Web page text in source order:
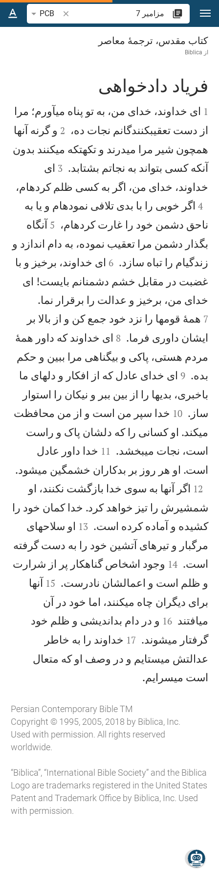
پرش به محتوا
جستجوی آیه یا
PCB
مزامير 7
کتاب مقدس، ترجمۀ معاصر
از Biblica

فرياد دادخواهی

1 ای خداوند، خدای من، به تو پناه میآورم؛ مرا
از دست تعقيبكنندگانم نجات ده، 

2 و گرنه آنها
همچون شير مرا میدرند و تكهتكه میكنند بدون
آنكه كسی بتواند به نجاتم بشتابد. 

3 ای
خداوند، خدای من، اگر به كسی ظلم كردهام،

4 اگر خوبی را با بدی تلافی نمودهام و يا به
ناحق دشمن خود را غارت كردهام، 

5 آنگاه
بگذار دشمن مرا تعقيب نموده، به دام اندازد و
زندگیام را تباه سازد. 

6 ای خداوند، برخيز و با
غضبت در مقابل خشم دشمنانم بايست! ای
خدای من، برخيز و عدالت را برقرار نما.
7 همهٔ قومها را نزد خود جمع كن و از بالا بر
ايشان داوری فرما. 

8 ای خداوند كه داور همهٔ
مردم هستی، پاكی و بیگناهی مرا ببين و حكم
بده. 

9 ای خدای عادل كه از افكار و دلهای ما
باخبری، بديها را از بين ببر و نيكان را استوار
ساز. 

10 خدا سپر من است و از من محافظت
میكند. او كسانی را كه دلشان پاک و راست
است، نجات میبخشد. 

11 خدا داور عادل
است. او هر روز بر بدكاران خشمگين میشود.

12 اگر آنها به سوی خدا بازگشت نكنند، او
شمشيرش را تيز خواهد كرد. خدا كمان خود را
كشيده و آماده كرده است. 

13 او سلاحهای
مرگبار و تيرهای آتشين خود را به دست گرفته
است. 

14 وجود اشخاص گناهكار پر از شرارت
و ظلم است و اعمالشان نادرست. 

15 آنها
برای ديگران چاه میكنند، اما خود در آن
میافتند 

16 و در دام بدانديشی و ظلم خود
گرفتار میشوند. 

17 خداوند را به خاطر
عدالتش میستايم و در وصف او كه متعال
است میسرايم.
Persian Contemporary Bible TM
Copyright © 1995, 2005, 2018 by Biblica, Inc.
Used with permission. All rights reserved
worldwide.
“Biblica”, “International Bible Society” and the Biblica
Logo are trademarks registered in the United States
Patent and Trademark Office by Biblica, Inc. Used
with permission.